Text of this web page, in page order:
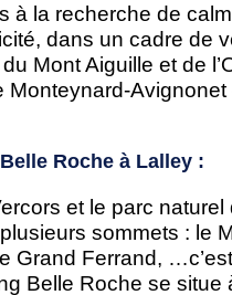
à la recherche de
dans un cadre de
Mont Aiguille et de
Monteynard-
Roche à Lalley :
et le parc naturel
sommets : le
Grand Ferrand,
Belle Roche se situe